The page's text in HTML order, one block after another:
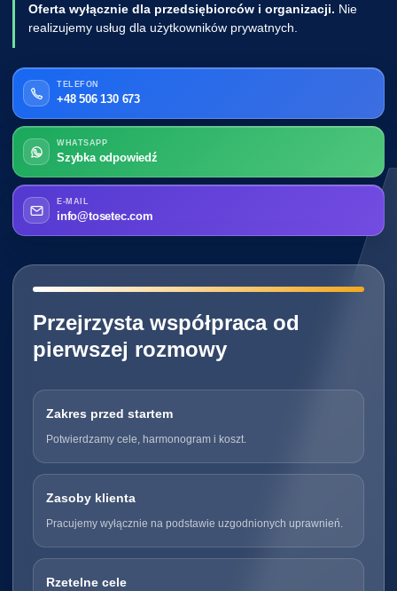
Oferta wyłącznie dla przedsiębiorców i organizacji. Nie
realizujemy usług dla użytkowników prywatnych.
TELEFON
+48 506 130 673
WHATSAPP
Szybka odpowiedź
E-MAIL
info@tosetec.com
━━━━━━━━━━━━━━━━━━━━━━━━━━━━
Przejrzysta współpraca od
pierwszej rozmowy
Zakres przed startem
Potwierdzamy cele, harmonogram i koszt.
Zasoby klienta
Pracujemy wyłącznie na podstawie uzgodnionych uprawnień.
Rzetelne cele